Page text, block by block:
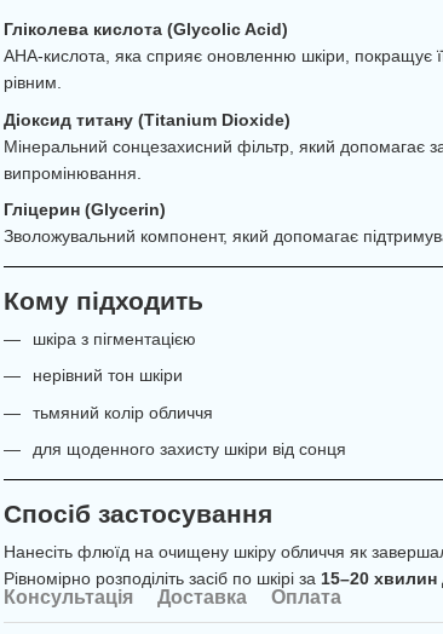
Гліколева кислота (Glycolic Acid)
AHA-кислота, яка сприяє оновленню шкіри, покращує
рівним.
Діоксид титану (Titanium Dioxide)
Мінеральний сонцезахисний фільтр, який допомагає
випромінювання.
Гліцерин (Glycerin)
Зволожувальний компонент, який допомагає
Кому підходить
шкіра з пігментацією
нерівний тон шкіри
тьмяний колір обличчя
для щоденного захисту шкіри від сонця
Спосіб застосування
Нанесіть флюїд на очищену шкіру обличчя як
Рівномірно розподіліть засіб по шкірі за 15–20
Консультація Доставка Оплата